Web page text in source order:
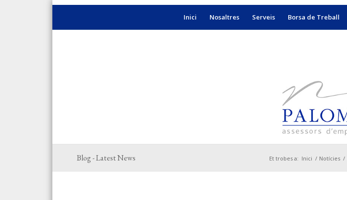
Inici Nosaltres Serveis Borsa de Treball
Blog - Latest News Et trobes a: Inici / Notícies /